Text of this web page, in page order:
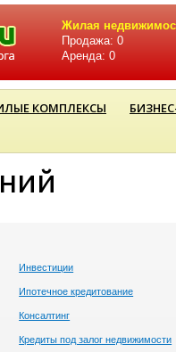
Жилая
Продажа: 0
Аренда: 0
КОМПЛЕКСЫ
Инвестиции
Ипотечное кредитование
Консалтинг
Кредиты под залог недвижимости